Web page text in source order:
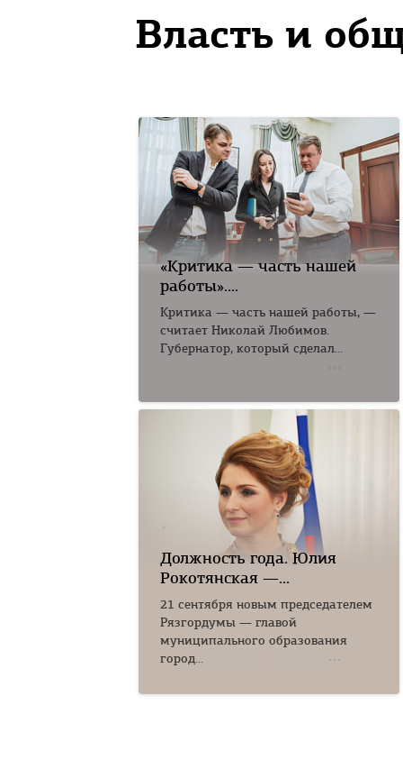
Власть и
«Критика — часть нашей
работы»....
Критика — часть нашей работы, —
считает Николай Любимов.
Губернатор, который сделал...
Должность года. Юлия
Рокотянская —...
21 сентября новым председателем
Рязгордумы — главой
муниципального образования
город...